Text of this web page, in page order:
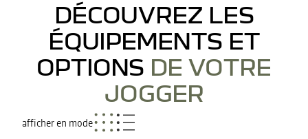
DÉCOUVREZ LES
ÉQUIPEMENTS ET
OPTIONS DE VOTRE
JOGGER
afficher en mode